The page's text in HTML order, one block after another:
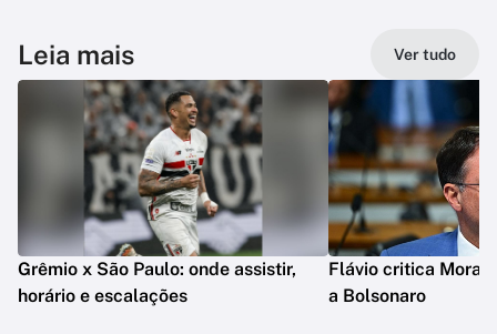
Leia mais Ver tudo
Grêmio x São Paulo: onde assistir,
horário e escalações
Flávio critica
a Bolsonaro